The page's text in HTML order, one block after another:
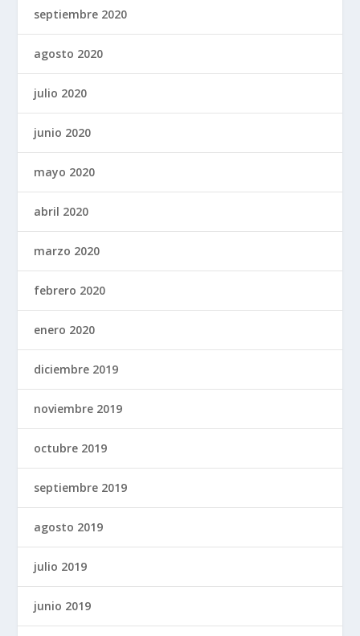
septiembre 2020
agosto 2020
julio 2020
junio 2020
mayo 2020
abril 2020
marzo 2020
febrero 2020
enero 2020
diciembre 2019
noviembre 2019
octubre 2019
septiembre 2019
agosto 2019
julio 2019
junio 2019